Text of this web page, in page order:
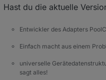
Hast du die aktuelle
Entwickler des Adapters
Einfach macht aus einem
universelle
sagt alles!